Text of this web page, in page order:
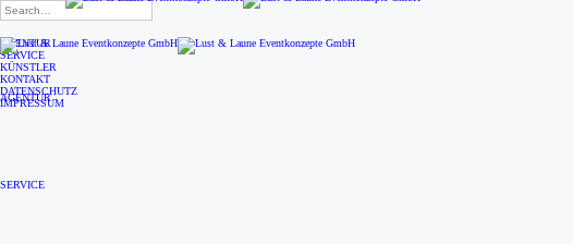
Search
for:
AGENTUR
SERVICE
AGENTUR
SERVICE
KÜNSTLER
KONTAKT
DATENSCHUTZ
IMPRESSUM